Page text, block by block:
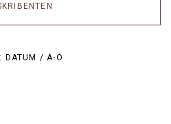
DATUM /A-Ö